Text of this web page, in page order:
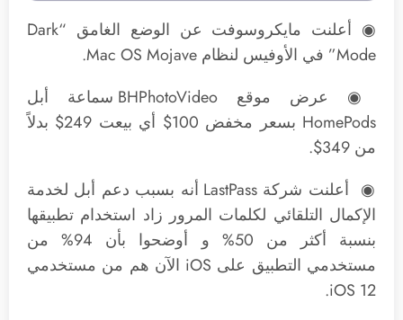
◉ أعلنت مايكروسوفت عن الوضع الغامق “Dark
Mode” في الأوفيس لنظام Mac OS Mojave.
◉ عرض موقع BHPhotoVideo سماعة أبل
HomePods بسعر مخفض 100$ أي بيعت 249$ بدلاً
من 349$.
◉ أعلنت شركة LastPass أنه بسبب دعم أبل لخدمة
الإكمال التلقائي لكلمات المرور زاد استخدام تطبيقها
بنسبة أكثر من 50% و أوضحوا بأن 94% من
مستخدمي التطبيق على iOS الآن هم من مستخدمي
iOS 12.